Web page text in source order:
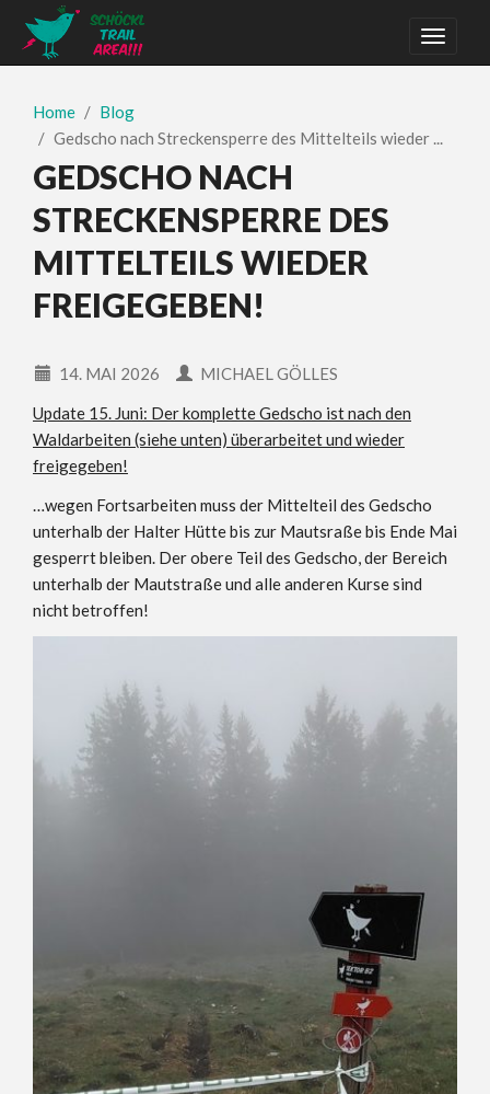
Home
Blog
Gedscho nach Streckensperre des Mittelteils wieder ...
GEDSCHO NACH
STRECKENSPERRE DES
MITTELTEILS WIEDER
FREIGEGEBEN!
14. MAI 2026
MICHAEL GÖLLES
Update 15. Juni: Der komplette Gedscho ist nach den
Waldarbeiten (siehe unten) überarbeitet und wieder
freigegeben!
…wegen Fortsarbeiten muss der Mittelteil des Gedscho
unterhalb der Halter Hütte bis zur Mautsraße bis Ende Mai
gesperrt bleiben. Der obere Teil des Gedscho, der Bereich
unterhalb der Mautstraße und alle anderen Kurse sind
nicht betroffen!